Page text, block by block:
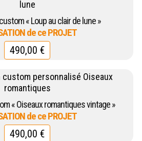
« Loup au clair de lune »
490,00 €
« Oiseaux romantiques vintage »
490,00 €